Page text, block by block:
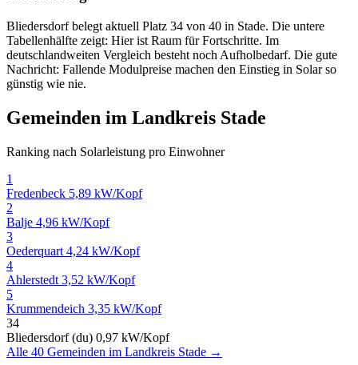
Bliedersdorf belegt aktuell Platz 34 von 40 in Stade. Die untere
Tabellenhälfte zeigt: Hier ist Raum für Fortschritte. Im
deutschlandweiten Vergleich besteht noch Aufholbedarf. Die gute
Nachricht: Fallende Modulpreise machen den Einstieg in Solar so
günstig wie nie.
Gemeinden im Landkreis Stade
Ranking nach Solarleistung pro Einwohner
1
Fredenbeck 5,89 kW/Kopf
2
Balje 4,96 kW/Kopf
3
Oederquart 4,24 kW/Kopf
4
Ahlerstedt 3,52 kW/Kopf
5
Krummendeich 3,35 kW/Kopf
34
Bliedersdorf (du) 0,97 kW/Kopf
Alle 40 Gemeinden im Landkreis Stade →